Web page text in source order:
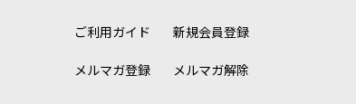
ご利用ガイド
メルマガ登録
新規会員登録
メルマガ解除